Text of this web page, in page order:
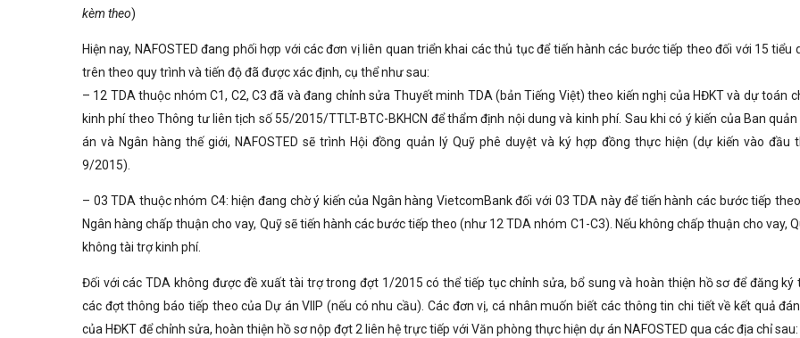
kèm theo)
Hiện nay, NAFOSTED đang phối hợp với các đơn vị liên quan triển khai các thủ tục để tiến hành các bước tiếp theo đối với 15 tiểu
trên theo quy trình và tiến độ đã được xác định, cụ thể như sau:
– 12 TDA thuộc nhóm C1, C2, C3 đã và đang chỉnh sửa Thuyết minh TDA (bản Tiếng Việt) theo kiến nghị của HĐKT và dự toán
kinh phí theo Thông tư liên tịch số 55/2015/TTLT-BTC-BKHCN để thẩm định nội dung và kinh phí. Sau khi có ý kiến của Ban
án và Ngân hàng thế giới, NAFOSTED sẽ trình Hội đồng quản lý Quỹ phê duyệt và ký hợp đồng thực hiện (dự kiến vào đầu
9/2015).
– 03 TDA thuộc nhóm C4: hiện đang chờ ý kiến của Ngân hàng VietcomBank đối với 03 TDA này để tiến hành các bước tiếp
Ngân hàng chấp thuận cho vay, Quỹ sẽ tiến hành các bước tiếp theo (như 12 TDA nhóm C1-C3). Nếu không chấp thuận cho vay,
không tài trợ kinh phí.
Đối với các TDA không được đề xuất tài trợ trong đợt 1/2015 có thể tiếp tục chỉnh sửa, bổ sung và hoàn thiện hồ sơ để đăng ký
các đợt thông báo tiếp theo của Dự án VIIP (nếu có nhu cầu). Các đơn vị, cá nhân muốn biết các thông tin chi tiết về kết quả
của HĐKT để chỉnh sửa, hoàn thiện hồ sơ nộp đợt 2 liên hệ trực tiếp với Văn phòng thực hiện dự án NAFOSTED qua các địa chỉ sau: